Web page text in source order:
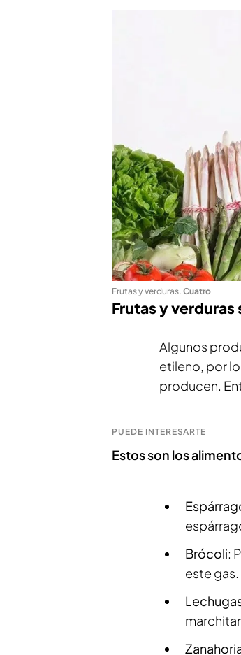
Frutas y verduras. Cuatro
Frutas y verduras
Algunos
etileno, por
producen.
PUEDE INTERESARTE
Estos son los
Brócoli:
este gas.